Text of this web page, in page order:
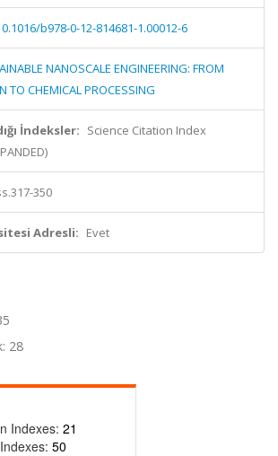
b978-0-12-814681-1.00012-6
NANOSCALE ENGINEERING: FROM
TO CHEMICAL PROCESSING
İndeksler: Science Citation Index
350
Adresli: Evet
28
Indexes: 21
50